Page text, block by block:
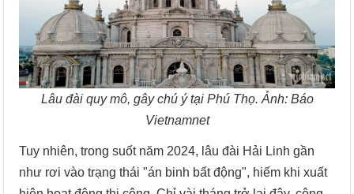
Lâu đài quy mô, gây chú ý tại Phú Thọ. Ảnh: Báo
Vietnamnet
Tuy nhiên, trong suốt năm 2024, lâu đài Hải Linh gần
như rơi vào trạng thái "án binh bất động", hiếm khi xuất